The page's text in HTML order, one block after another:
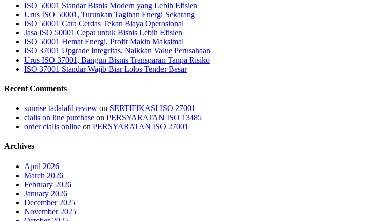
ISO 50001 Standar Bisnis Modern yang Lebih Efisien
Urus ISO 50001, Turunkan Tagihan Energi Sekarang
ISO 50001 Cara Cerdas Tekan Biaya Operasional
Jasa ISO 50001 Cepat untuk Bisnis Lebih Efisien
ISO 50001 Hemat Energi, Profit Makin Maksimal
ISO 37001 Upgrade Integritas, Naikkan Value Perusahaan
Urus ISO 37001, Bangun Bisnis Transparan Tanpa Risiko
ISO 37001 Standar Wajib Biar Lolos Tender Besar
Recent Comments
sunrise tadalafil review on SERTIFIKASI ISO 27001
cialis on line purchase on PERSYARATAN ISO 13485
order cialis online on PERSYARATAN ISO 27001
Archives
April 2026
March 2026
February 2026
January 2026
December 2025
November 2025